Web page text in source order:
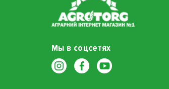
Мы в соцсетях